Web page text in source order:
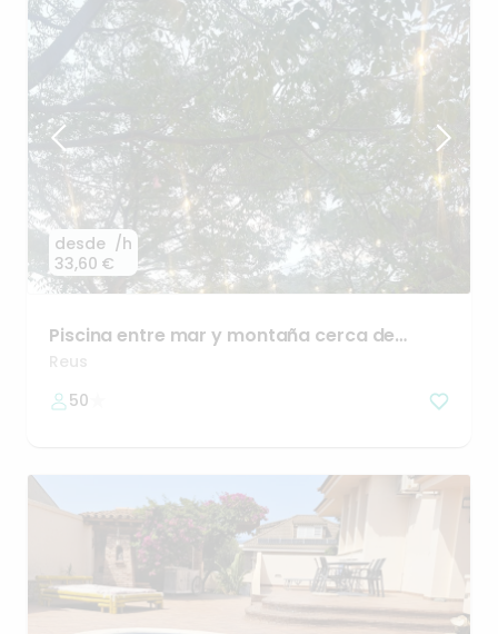
desde
33,60 €
/h
Piscina entre mar y montaña cerca de
Tarragona
Reus
50